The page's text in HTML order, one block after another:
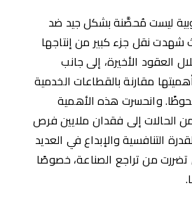
ليست مُحصَّنة بشكل جيد ضد
شهدت نقل جزء كبير من إنتاجها
العقود الأخيرة، إلى جانب
مقارنة بالقطاعات الخدمية
وانحسرت هذه الأهمية
الحالات إلى فقدان ملايين فرص
التنافسية والإبداع في العديد
تضررت من تراجع الصناعة، خصوصًا